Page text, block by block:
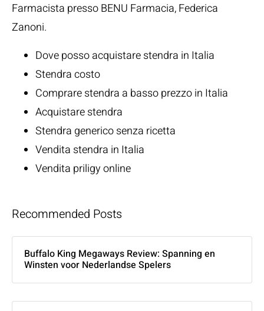
Farmacista presso BENU Farmacia,Federica
Zanoni.
Dove posso acquistare stendra in Italia
Stendra costo
Comprare stendra a basso prezzo in Italia
Acquistare stendra
Stendra generico senza ricetta
Vendita stendra in Italia
Vendita priligy online
Recommended Posts
Buffalo King Megaways Review: Spanning en
Winsten voor Nederlandse Spelers